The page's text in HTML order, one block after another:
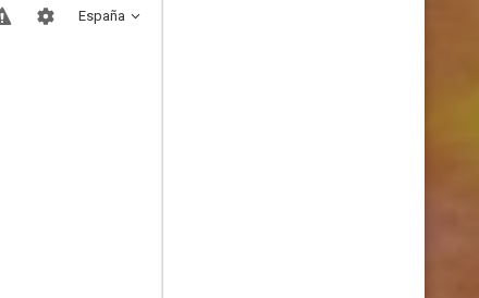
España